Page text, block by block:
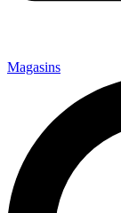
Magasins